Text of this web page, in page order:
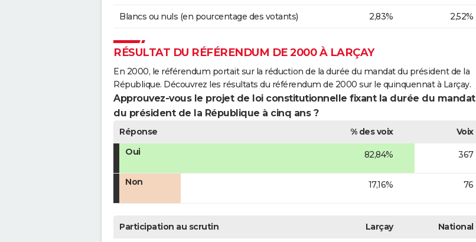
Blancs ou nuls (en pourcentage des votants) 2,83% 2,52%
RÉSULTAT DU RÉFÉRENDUM DE 2000 À LARÇAY
En 2000, le référendum portait sur la réduction de la durée du mandat du président de la
République. Découvrez les résultats du référendum de 2000 sur le quinquennat à Larçay.
Approuvez-vous le projet de loi constitutionnelle fixant la durée du mandat
du président de la République à cinq ans ?
Réponse % des voix
Voix
Oui
82,84% 367
Non 17,16% 76
Participation au scrutin Larçay National